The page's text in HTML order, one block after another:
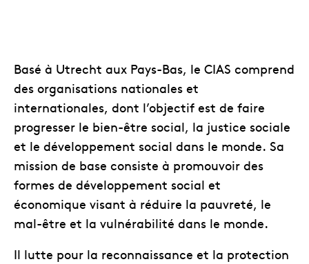
Basé à Utrecht aux Pays-Bas, le CIAS comprend
des organisations nationales et
internationales, dont l’objectif est de faire
progresser le bien-être social, la justice sociale
et le développement social dans le monde. Sa
mission de base consiste à promouvoir des
formes de développement social et
économique visant à réduire la pauvreté, le
mal-être et la vulnérabilité dans le monde.
Il lutte pour la reconnaissance et la protection